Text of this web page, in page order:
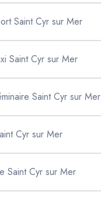
Saint Cyr sur Mer
Saint Cyr sur Mer
Saint Cyr sur Mer
Cyr sur Mer
Saint Cyr sur Mer